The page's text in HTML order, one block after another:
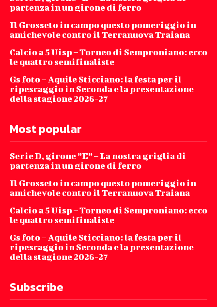
partenza in un girone di ferro
Il Grosseto in campo questo pomeriggio in
amichevole contro il Terranuova Traiana
Calcio a 5 Uisp – Torneo di Semproniano: ecco
le quattro semifinaliste
Gs foto – Aquile Sticciano: la festa per il
ripescaggio in Seconda e la presentazione
della stagione 2026-27
Most popular
Serie D, girone ”E” – La nostra griglia di
partenza in un girone di ferro
Il Grosseto in campo questo pomeriggio in
amichevole contro il Terranuova Traiana
Calcio a 5 Uisp – Torneo di Semproniano: ecco
le quattro semifinaliste
Gs foto – Aquile Sticciano: la festa per il
ripescaggio in Seconda e la presentazione
della stagione 2026-27
Subscribe